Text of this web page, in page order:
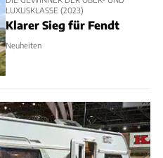
LUXUSKLASSE (2023)
Klarer Sieg für Fendt
Neuheiten